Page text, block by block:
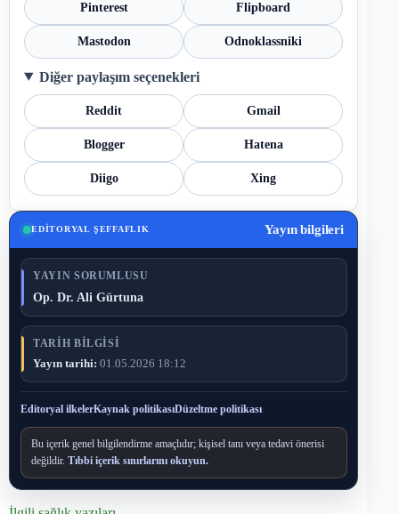
Pinterest Flipboard
Mastodon Odnoklassniki
Diğer paylaşım seçenekleri
Reddit Gmail
Blogger Hatena
Diigo Xing
EDITORYAL ŞEFFAFLIK Yayın bilgileri
YAYIN SORUMLUSU
Op. Dr. Ali Gürtuna
TARIH BILGISI
Yayın tarihi: 01.05.2026 18:12
Editoryal ilkelerKaynak politikasıDüzeltme politikası
Bu içerik genel bilgilendirme amaçlıdır; kişisel tanı veya tedavi önerisi
değildir. Tıbbi içerik sınırlarını okuyun.